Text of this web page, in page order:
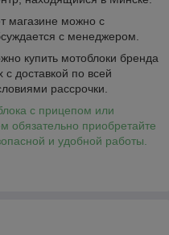
магазине можно с
с менеджером.
купить мотоблоки бренда
доставкой по всей
рассрочки.
с прицепом или
обязательно приобретайте
и удобной работы.